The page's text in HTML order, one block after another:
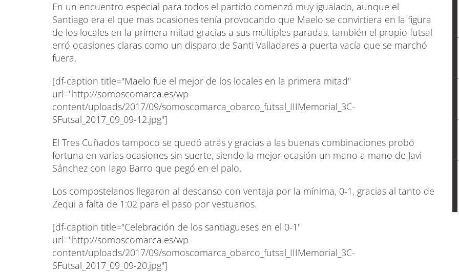
En un encuentro especial para todos el partido comenzó muy igualado, aunque el
Santiago era el que mas ocasiones tenía provocando que Maelo se convirtiera en la figura
de los locales en la primera mitad gracias a sus múltiples paradas, también el propio futsal
erró ocasiones claras como un disparo de Santi Valladares a puerta vacía que se marchó
fuera.
[df-caption title="Maelo fue el mejor de los locales en la primera mitad"
url="http://somoscomarca.es/wp-
content/uploads/2017/09/somoscomarca_obarco_futsal_IIIMemorial_3C-
SFutsal_2017_09_09-12.jpg"]
El Tres Cuñados tampoco se quedó atrás y gracias a las buenas combinaciones probó
fortuna en varias ocasiones sin suerte, siendo la mejor ocasión un mano a mano de Javi
Sánchez con Iago Barro que pegó en el palo.
Los compostelanos llegaron al descanso con ventaja por la mínima, 0-1, gracias al tanto de
Zequi a falta de 1:02 para el paso por vestuarios.
[df-caption title="Celebración de los santiagueses en el 0-1"
url="http://somoscomarca.es/wp-
content/uploads/2017/09/somoscomarca_obarco_futsal_IIIMemorial_3C-
SFutsal_2017_09_09-20.jpg"]